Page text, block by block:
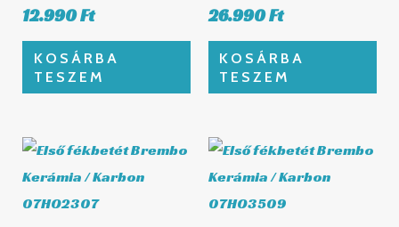
12.990Ft
KOSÁRBA
TESZEM
26.990Ft
KOSÁRBA
TESZEM